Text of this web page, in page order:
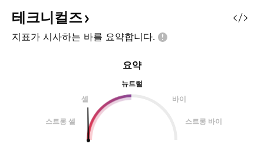
테크니컬즈
지표가 시사하는 바를 요약합니다.
요약
뉴트럴
셀
바이
스트롱 셀 스트롱 바이